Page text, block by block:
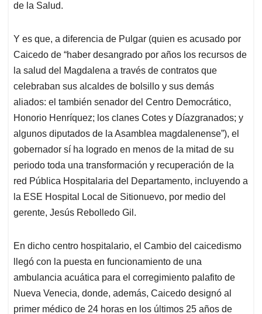
de la Salud.
Y es que, a diferencia de Pulgar (quien es acusado por
Caicedo de “haber desangrado por años los recursos de
la salud del Magdalena a través de contratos que
celebraban sus alcaldes de bolsillo y sus demás
aliados: el también senador del Centro Democrático,
Honorio Henríquez; los clanes Cotes y Díazgranados; y
algunos diputados de la Asamblea magdalenense”), el
gobernador sí ha logrado en menos de la mitad de su
periodo toda una transformación y recuperación de la
red Pública Hospitalaria del Departamento, incluyendo a
la ESE Hospital Local de Sitionuevo, por medio del
gerente, Jesús Rebolledo Gil.
En dicho centro hospitalario, el Cambio del caicedismo
llegó con la puesta en funcionamiento de una
ambulancia acuática para el corregimiento palafito de
Nueva Venecia, donde, además, Caicedo designó al
primer médico de 24 horas en los últimos 25 años de